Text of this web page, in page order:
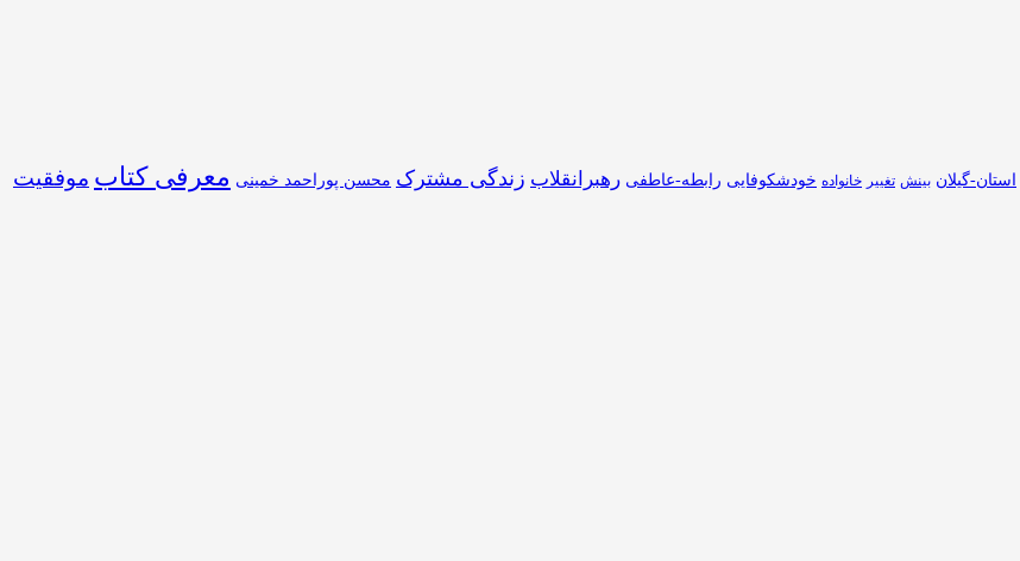
استان-گیلان بینش تغییر خانواده خودشکوفایی رابطه-عاطفی رهبرانقلاب زندگی مشترک محسن پوراحمد خمینی معرفی کتاب موفقیت